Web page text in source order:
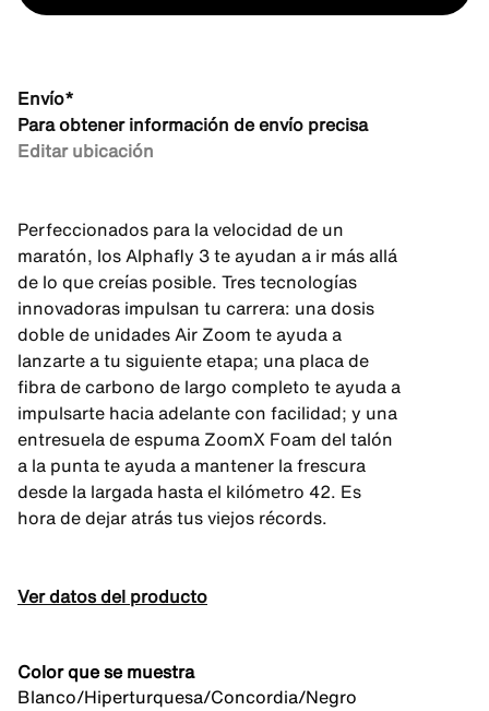
Envío*
Para obtener información de envío precisa
Editar ubicación
Perfeccionados para la velocidad de un
maratón, los Alphafly 3 te ayudan a ir más allá
de lo que creías posible. Tres tecnologías
innovadoras impulsan tu carrera: una dosis
doble de unidades Air Zoom te ayuda a
lanzarte a tu siguiente etapa; una placa de
fibra de carbono de largo completo te ayuda a
impulsarte hacia adelante con facilidad; y una
entresuela de espuma ZoomX Foam del talón
a la punta te ayuda a mantener la frescura
desde la largada hasta el kilómetro 42. Es
hora de dejar atrás tus viejos récords.
Ver datos del producto
Color que se muestra
Blanco/Hiperturquesa/Concordia/Negro